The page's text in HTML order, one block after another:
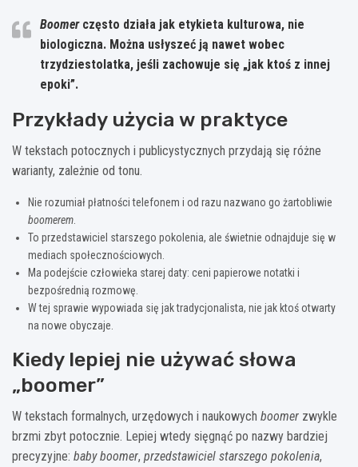
Boomerczęsto działa jak etykieta kulturowa, nie
biologiczna. Można usłyszeć ją nawet wobec
trzydziestolatka, jeśli zachowuje się „jak ktoś z innej
epoki”.
Przykłady użycia w praktyce
W tekstach potocznych i publicystycznych przydają się różne
warianty, zależnie od tonu.
Nie rozumiał płatności telefonem i od razu nazwano go żartobliwie
boomerem
To przedstawiciel starszego pokolenia, ale świetnie odnajduje się w
mediach społecznościowych.
Ma podejście człowieka starej daty: ceni papierowe notatki i
bezpośrednią rozmowę.
W tej sprawie wypowiada się jak tradycjonalista, nie jak ktoś otwarty
na nowe obyczaje.
Kiedy lepiej nie używać słowa
„boomer”
W tekstach formalnych, urzędowych i naukowych boomer zwykle
brzmi zbyt potocznie. Lepiej wtedy sięgnąć po nazwy bardziej
precyzyjne: baby boomer, przedstawiciel starszego pokolenia,